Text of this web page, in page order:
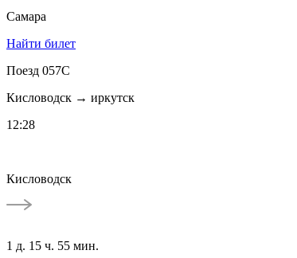
Самара
Найти билет
Поезд 057С
Кисловодск → иркутск
12:28
Кисловодск
1 д. 15 ч. 55 мин.